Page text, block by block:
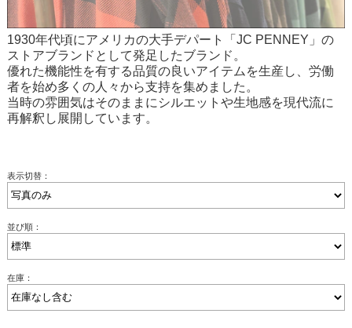
1930年代頃にアメリカの大手デパート「JC PENNEY」の
ストアブランドとして発足したブランド。
優れた機能性を有する品質の良いアイテムを生産し、労働
者を始め多くの人々から支持を集めました。
当時の雰囲気はそのままにシルエットや生地感を現代流に
再解釈し展開しています。
表示切替：
並び順：
在庫：